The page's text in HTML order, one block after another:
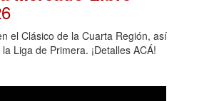
el Clásico de la Cuarta Región, así
Liga de Primera. ¡Detalles ACÁ!